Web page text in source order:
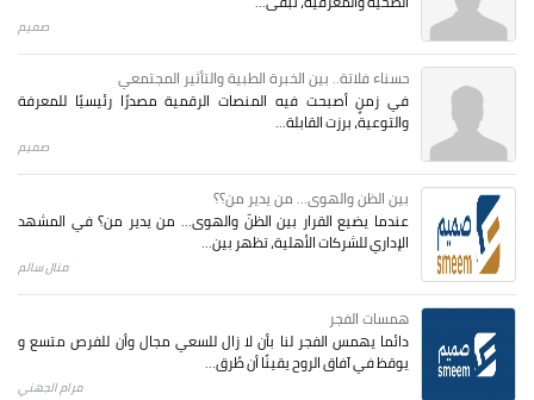
صميم
حسناء فلاتة.. بين الخبرة الطبية والتأثير المجتمعي
في زمنٍ أصبحت فيه المنصات الرقمية مصدرًا رئيسيًا للمعرفة
والتوعية، برزت القابلة...
صميم
بين الظن والهوى... من يدير من؟؟
عندما يضيع القرار بين الظنّ والهوى… من يدير من؟ في المشهد
الإداري للشركات الأهلية، تظهر بين...
منال سالم
همسات الفجر
دائما يهمس الفجر لنا بأن لا زال للسعي مجال وأن للفرص متسع و
يوقظ في آفاق الروح يقينًا أن طُرق...
مرام الجهني